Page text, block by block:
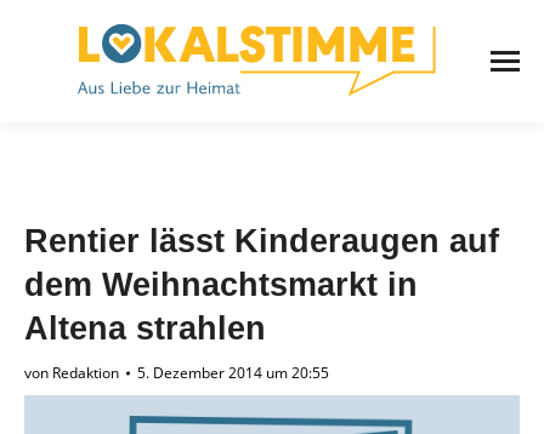
Rentier lässt Kinderaugen auf
dem Weihnachtsmarkt in
Altena strahlen
von Redaktion 5. Dezember 2014 um 20:55